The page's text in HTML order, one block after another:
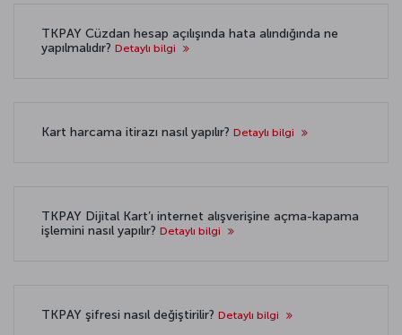
TKPAY Cüzdan hesap açılışında hata alındığında ne
yapılmalıdır? Detaylı bilgi
Kart harcama itirazı nasıl yapılır? Detaylı bilgi
TKPAY Dijital Kart’ı internet alışverişine açma-kapama
işlemini nasıl yapılır? Detaylı bilgi
TKPAY şifresi nasıl değiştirilir? Detaylı bilgi